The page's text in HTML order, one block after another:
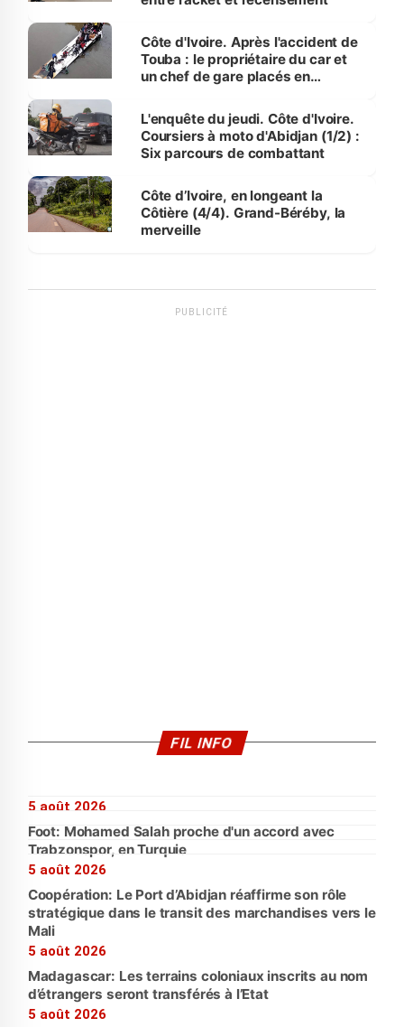
Côte d'Ivoire. Après l'accident de
Touba : le propriétaire du car et
un chef de gare placés en
L'enquête du jeudi. Côte d'Ivoire.
Coursiers à moto d'Abidjan (1/2) :
Six parcours de combattant
Côte d’Ivoire, en longeant la
Côtière (4/4). Grand-Béréby, la
merveille
PUBLICITÉ
FIL INFO
5 août 2026
Foot: Mohamed Salah proche d'un accord avec
Trabzonspor, en Turquie
5 août 2026
Coopération: Le Port d’Abidjan réaffirme son rôle
stratégique dans le transit des marchandises vers le
Mali
5 août 2026
Madagascar: Les terrains coloniaux inscrits au nom
d’étrangers seront transférés à l’Etat
5 août 2026